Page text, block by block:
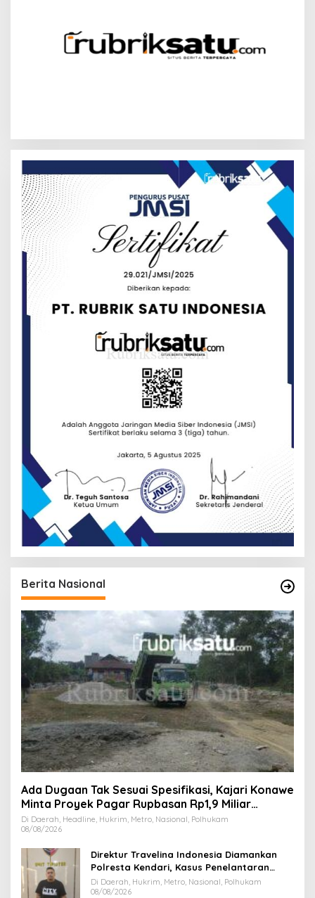
Berita Nasional
Ada Dugaan Tak Sesuai Spesifikasi, Kajari Konawe
Minta Proyek Pagar Rupbasan Rp1,9 Miliar
Dihentikan
Di Daerah, Headline, Hukrim, Metro, Nasional, Polhukam
08/08/2026
Direktur Travelina Indonesia Diamankan
Polresta Kendari, Kasus Penelantaran
Jemaah Umrah Masuk Babak Baru
Di Daerah, Hukrim, Metro, Nasional, Polhukam
08/08/2026